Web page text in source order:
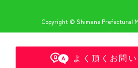
よく頂くお問
Copyright © Shimane Prefectural